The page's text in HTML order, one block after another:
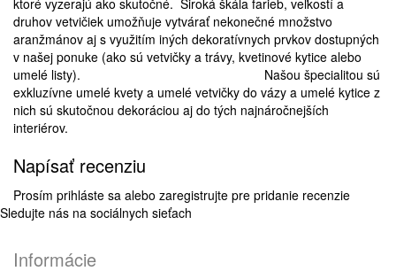
ktoré vyzerajú ako skutočné. Široká škála farieb, veľkostí a
druhov vetvičiek umožňuje vytvárať nekonečné množstvo
aranžmánov aj s využitím iných dekoratívnych prvkov dostupných
v našej ponuke (ako sú vetvičky a trávy, kvetinové kytice alebo
umelé listy). Našou špecialitou sú
exkluzívne umelé kvety a umelé vetvičky do vázy a umelé kytice z
nich sú skutočnou dekoráciou aj do tých najnáročnejších
interiérov.
Napísať recenziu
Prosím prihláste sa alebo zaregistrujte pre pridanie recenzie
Sledujte nás na sociálnych sieťach
Informácie